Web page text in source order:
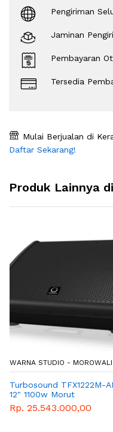
Pengiriman
Jaminan
Pembayaran
Tersedia
Mulai Berjualan di
Daftar Sekarang!
Produk Lainnya
WARNA STUDIO - MOROWALI
Turbosound TFX1222M-
12" 1100w Morut
Rp. 25.543.000,00